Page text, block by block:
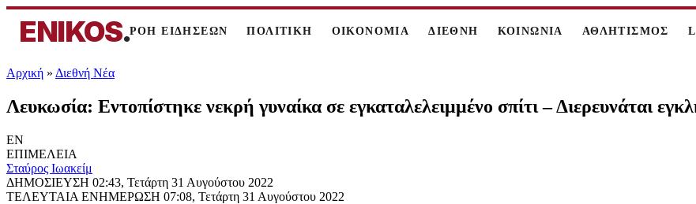
ENIKOS.ΡΟΗ ΕΙΔΗΣΕΩΝ ΠΟΛΙΤΙΚΗ ΟΙΚΟΝΟΜΙΑ ΔΙΕΘΝΗ ΚΟΙΝΩΝΙΑ ΑΘΛΗΤΙΣΜΟΣ
Αρχική » Διεθνή Νέα
Λευκωσία: Eντοπίστηκε νεκρή γυναίκα σε εγκαταλελειμμένο σπίτι – Διερευνάται
EN
ΕΠΙΜΕΛΕΙΑ
Σταύρος Ιωακείμ
ΔΗΜΟΣΙΕΥΣΗ 02:43, Τετάρτη 31 Αυγούστου 2022
ΤΕΛΕΥΤΑΙΑ ΕΝΗΜΕΡΩΣΗ 07:08, Τετάρτη 31 Αυγούστου 2022